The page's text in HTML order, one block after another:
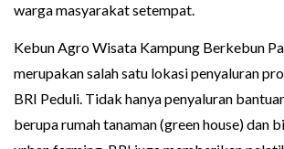
warga masyarakat setempat.
Kebun Agro Wisata Kampung Berkebun
merupakan salah satu lokasi penyaluran
BRI Peduli. Tidak hanya penyaluran
berupa rumah tanaman (green house) dan